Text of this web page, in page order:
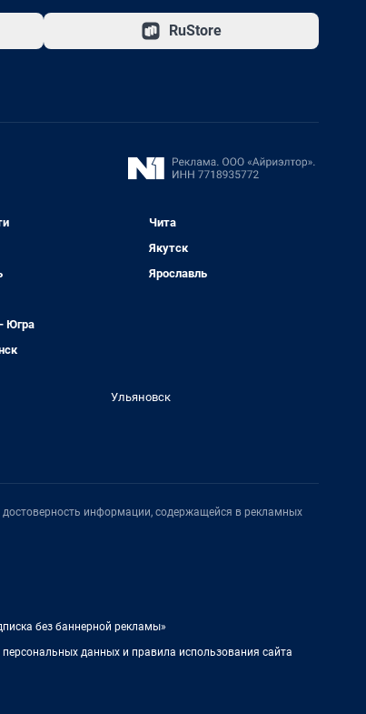
RuStore
Югра
Чита
Якутск
Ярославль
Ульяновск
достоверность информации, содержащейся в рекламных
без баннерной рекламы»
данных и правила использования сайта